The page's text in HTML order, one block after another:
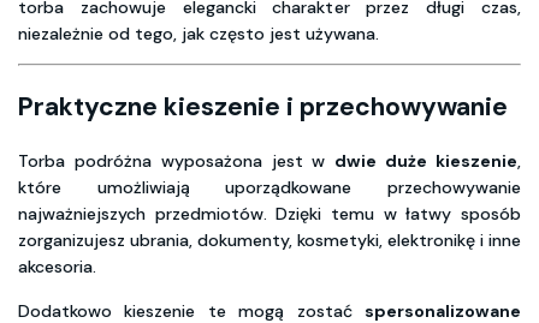
torba zachowuje elegancki charakter przez długi czas,
niezależnie od tego, jak często jest używana.
Praktyczne kieszenie i przechowywanie
Torba podróżna wyposażona jest w dwie duże kieszenie,
które umożliwiają uporządkowane przechowywanie
najważniejszych przedmiotów. Dzięki temu w łatwy sposób
zorganizujesz ubrania, dokumenty, kosmetyki, elektronikę i inne
akcesoria.
Dodatkowo kieszenie te mogą zostać spersonalizowane